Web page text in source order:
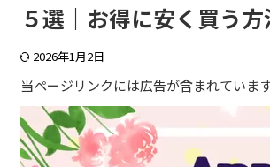
５選｜お得に安く買う
2026年1月2日
当ページリンクには広告が含まれていま